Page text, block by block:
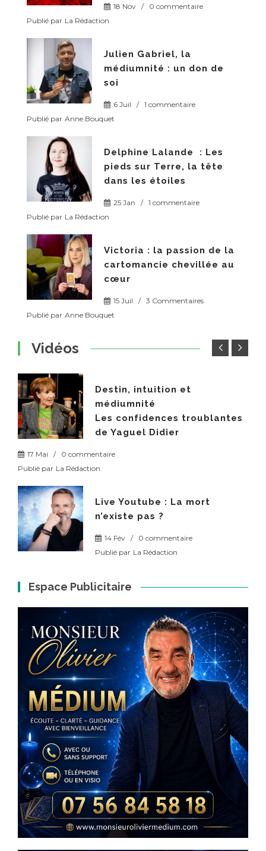
18 Nov /
0 commentaire
Publié par La Rédaction
Julien Gabriel, la
médiumnité : un don de
soi
6 Juil / 1 commentaire
Publié par Anne Bouquet
Delphine Lalande : Les
pieds sur Terre, la tête
dans les étoiles
25 Jan / 1 commentaire
Publié par La Rédaction
Victoria : la passion de la
cartomancie chevillée au
cœur
15 Juil / 3 Commentaires
Publié par Anne Bouquet
Vidéos
Destin, intuition et
médiumnité
Les confidences troublantes
de Yaguel Didier
17 Mai /
0 commentaire
Publié par La Rédaction
Live Youtube : La mort
n’existe pas ?
14 Fév /
0 commentaire
Publié par La Rédaction
Espace Publicitaire